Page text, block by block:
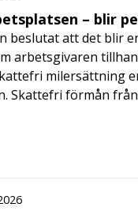
– blir
beslutat att det blir
arbetsgivaren
milersättning
Skattefri förmån